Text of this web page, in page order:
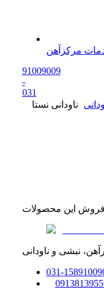
مرکزآهن
91009009
-
031
ناودانی نستا
فروش این محصولات
نبشی و ناودانی
-
031
0